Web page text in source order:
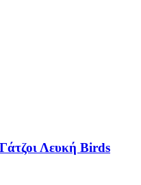
Λευκή Birds